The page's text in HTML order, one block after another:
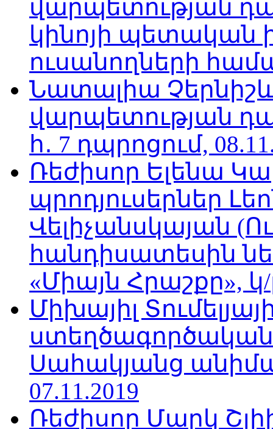
վարպետության
կինոյի պետական
ուսանողների
Նատալիա
վարպետության
հ․ 7 դպրոցում,
Ռեժիսոր Ելենա
պրոդյուսերներ
Վելիչանսկայան
հանդիսատեսին
«Միայն Հրաշքը», կ/
Միխայիլ
Սահակյանց
07.11.2019
Ռեժիսոր Մարկ